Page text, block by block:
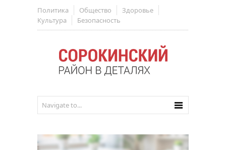
Политика Общество
Здоровье
Культура
Безопасность